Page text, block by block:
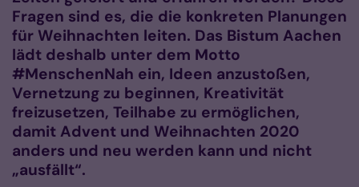
Fragen sind es, die die konkreten Planungen
für Weihnachten leiten. Das Bistum Aachen
lädt deshalb unter dem Motto
#MenschenNah ein, Ideen anzustoßen,
Vernetzung zu beginnen, Kreativität
freizusetzen, Teilhabe zu ermöglichen,
damit Advent und Weihnachten 2020
anders und neu werden kann und nicht
„ausfällt“.